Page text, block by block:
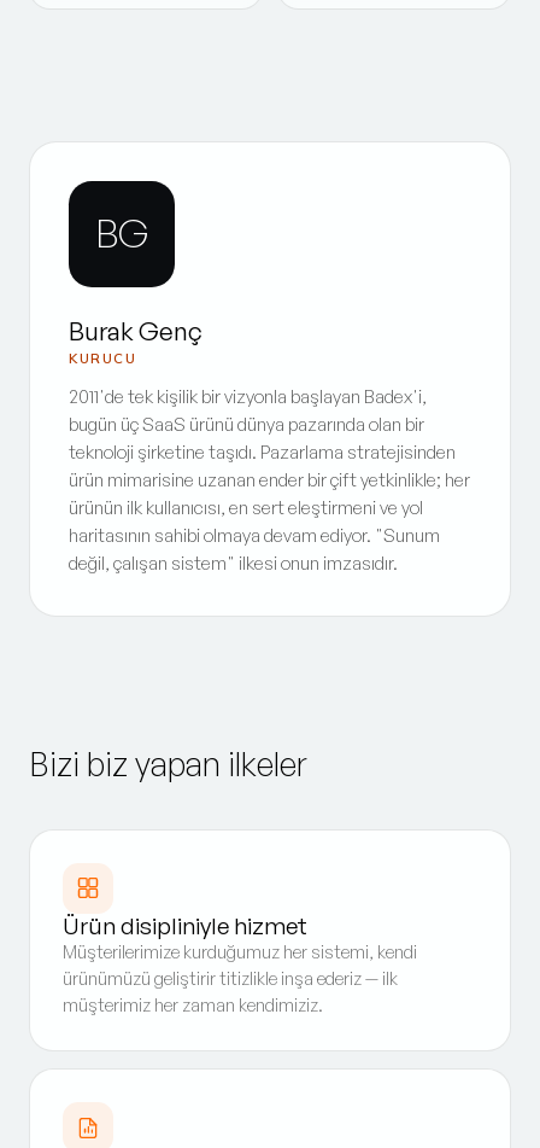
BG
Burak Genç
KURUCU
2011'de tek kişilik bir vizyonla başlayan Badex'i,
bugün üç SaaS ürünü dünya pazarında olan bir
teknoloji şirketine taşıdı. Pazarlama stratejisinden
ürün mimarisine uzanan ender bir çift yetkinlikle; her
ürünün ilk kullanıcısı, en sert eleştirmeni ve yol
haritasının sahibi olmaya devam ediyor. "Sunum
değil, çalışan sistem" ilkesi onun imzasıdır.
Bizi biz yapan ilkeler
Ürün disipliniyle hizmet
Müşterilerimize kurduğumuz her sistemi, kendi
ürünümüzü geliştirir titizlikle inşa ederiz — ilk
müşterimiz her zaman kendimiziz.